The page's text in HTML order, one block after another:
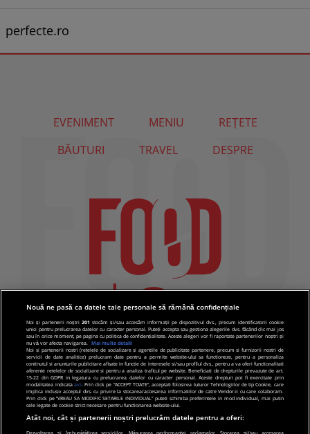
perfecte.ro
EVENIMENT MENIU
REȚETE
BĂUTURI
TRAVEL DESPRE
Nouă ne pasă ca datele tale personale să rămână confidențiale
Noi și partenerii noștri201 stocăm și/sau accesăm informații pe dispozitivul dvs., precum identificatorii cookie
unici pentru prelucrarea datelor cu caracter personal. Puteți accepta sau gestiona alegerile dvs. făcând clic mai jos
sau în orice moment, pe pagina cu politica de confidențialitate. Aceste alegeri vor fi raportate partenerilor noștri și
nu vă vor afecta navigarea.
Mai multe detalii
Noi si partenerii nostri (retelele de socializare si agentiile de publicitate partenere, precum si furnizorii nostri de
servicii de date analitice) prelucram date pentru a permite website-ului sa functioneze, pentru a personaliza
continutul si anunturile publicitare afisate in functie de interesele si/sau profilul dvs., pentru a va oferi functionalitati
aferente retelelor de socializare si pentru a analiza traficul pe website. Beneficiati de drepturile prevazute de art.
15-22 din GDPR in legatura cu prelucrarea datelor cu caracter personal. Aceste drepturi pot fi exercitate prin
modalitatea indicata aici. Prin click pe “ACCEPT TOATE”, acceptati folosirea tuturor Tehnologiilor de tip Cookie, care
implica inclusiv acceptul dvs. cu privire la stocarea/accesarea informatiilor de catre Vendor-ii cu care colaboram.
Prin click pe “VREAU SA MODIFIC SETARILE INDIVIDUAL” puteti schimba preferintele in mod individual, mai putin
cele legate de cookie strict necesare pentru functionarea website-ului.
Atât noi, cât și partenerii noștri prelucrăm datele pentru a oferi:
Dezvoltarea și îmbunătățirea serviciilor. Măsurarea performanței reclamelor. Stocarea și/sau accesarea